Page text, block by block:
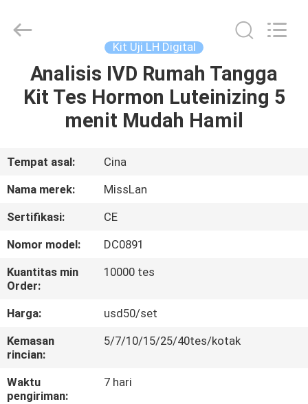
RUMAH
PRODUK
TENTANG
KAMI
TUR
PABRIK
KONTROL
KUALITAS
HUBUNGI
KAMI
supplier.
Copyright
Guangzhou
Decheng
Biotechnology
Kit Uji LH Digital
Analisis IVD Rumah Tangga
Kit Tes Hormon Luteinizing 5
menit Mudah Hamil
Tempat asal:
Cina
Nama merek:
MissLan
Sertifikasi:
CE
Nomor model:
DC0891
Kuantitas min
Order:
10000 tes
Harga:
usd50/set
Kemasan
rincian:
5/7/10/15/25/40tes/kotak
Waktu
pengiriman:
7 hari